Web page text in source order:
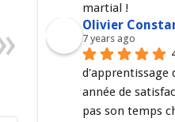
martial !
Olivier
7 years ago
d'apprentissage
année de
pas son temps